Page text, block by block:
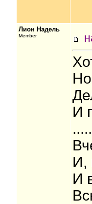
Лион Надель
Member
И
И,
И